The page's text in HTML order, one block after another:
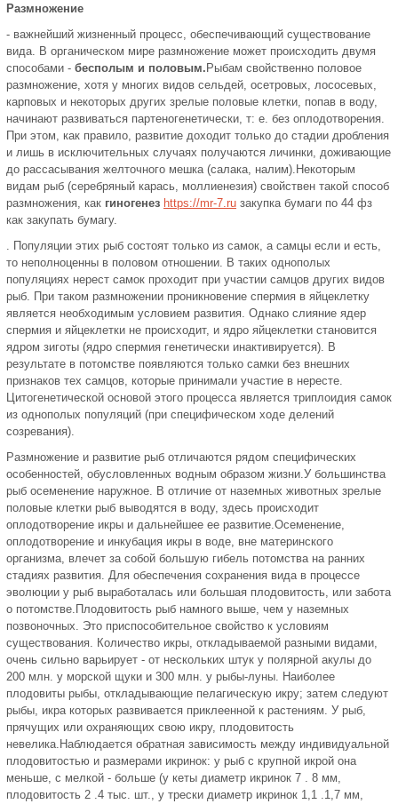
Размножение
- важнейший жизненный процесс, обеспечивающий существование
вида. В органическом мире размножение может происходить двумя
способами - бесполым и половым. Рыбам свойственно половое
размножение, хотя у многих видов сельдей, осетровых, лососевых,
карповых и некоторых других зрелые половые клетки, попав в воду,
начинают развиваться партеногенетически, т: е. без оплодотворения.
При этом, как правило, развитие доходит только до стадии дробления
и лишь в исключительных случаях получаются личинки, доживающие
до рассасывания желточного мешка (салака, налим).Некоторым
видам рыб (серебряный карась, моллиенезия) свойствен такой способ
размножения, как гиногенез https://mr-7.ru закупка бумаги по 44 фз
как закупать бумагу.
. Популяции этих рыб состоят только из самок, а самцы если и есть,
то неполноценны в половом отношении. В таких однополых
популяциях нерест самок проходит при участии самцов других видов
рыб. При таком размножении проникновение спермия в яйцеклетку
является необходимым условием развития. Однако слияние ядер
спермия и яйцеклетки не происходит, и ядро яйцеклетки становится
ядром зиготы (ядро спермия генетически инактивируется). В
результате в потомстве появляются только самки без внешних
признаков тех самцов, которые принимали участие в нересте.
Цитогенетической основой этого процесса является триплоидия самок
из однополых популяций (при специфическом ходе делений
созревания).
Размножение и развитие рыб отличаются рядом специфических
особенностей, обусловленных водным образом жизни.У большинства
рыб осеменение наружное. В отличие от наземных животных зрелые
половые клетки рыб выводятся в воду, здесь происходит
оплодотворение икры и дальнейшее ее развитие.Осеменение,
оплодотворение и инкубация икры в воде, вне материнского
организма, влечет за собой большую гибель потомства на ранних
стадиях развития. Для обеспечения сохранения вида в процессе
эволюции у рыб выработалась или большая плодовитость, или забота
о потомстве.Плодовитость рыб намного выше, чем у наземных
позвоночных. Это приспособительное свойство к условиям
существования. Количество икры, откладываемой разными видами,
очень сильно варьирует - от нескольких штук у полярной акулы до
200 млн. у морской щуки и 300 млн. у рыбы-луны. Наиболее
плодовиты рыбы, откладывающие пелагическую икру; затем следуют
рыбы, икра которых развивается приклеенной к растениям. У рыб,
прячущих или охраняющих свою икру, плодовитость
невелика.Наблюдается обратная зависимость между индивидуальной
плодовитостью и размерами икринок: у рыб с крупной икрой она
меньше, с мелкой - больше (у кеты диаметр икринок 7 . 8 мм,
плодовитость 2 .4 тыс. шт., у трески диаметр икринок 1,1 .1,7 мм,